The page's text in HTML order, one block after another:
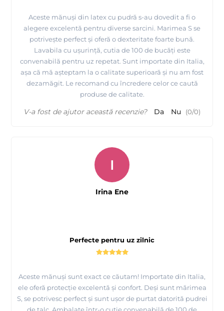
Aceste mănuși din latex cu pudră s-au dovedit a fi o
alegere excelentă pentru diverse sarcini. Marimea S se
potrivește perfect și oferă o dexteritate foarte bună.
Lavabila cu ușurință, cutia de 100 de bucăți este
convenabilă pentru uz repetat. Sunt importate din Italia,
așa că mă așteptam la o calitate superioară și nu am fost
dezamăgit. Le recomand cu încredere celor ce caută
produse de calitate.
V-a fost de ajutor această recenzie? Da Nu (0/0)
Perfecte pentru uz zilnic
Aceste mănuși sunt exact ce căutam! Importate din Italia,
ele oferă protecție excelentă și confort. Deși sunt mărimea
S, se potrivesc perfect și sunt ușor de purtat datorită pudrei
I
Irina Ene